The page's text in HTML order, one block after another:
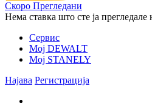
Скоро Прегледани
Нема ставка што сте ја прегледале
Сервис
Мој DEWALT
Мој STANELY
Најава Регистрација